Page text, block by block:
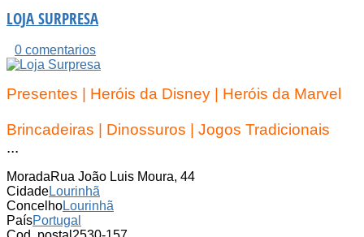
LOJA SURPRESA
0 comentarios
Presentes | Heróis da Disney | Heróis da Marvel
Brincadeiras | Dinossuros | Jogos Tradicionais
...
MoradaRua João Luis Moura, 44
CidadeLourinhã
ConcelhoLourinhã
PaísPortugal